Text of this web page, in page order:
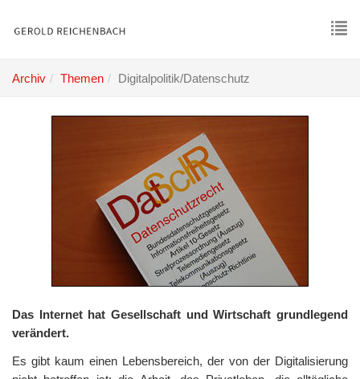
Archiv Themen Digitalpolitik/Datenschutz
Das Internet hat Gesellschaft und Wirtschaft grundlegend
verändert.
Es gibt kaum einen Lebensbereich, der von der Digitalisierung